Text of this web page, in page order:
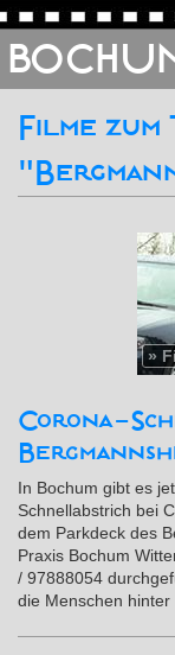
Filme zum
»
Corona-
In Bochum gibt es
Schnellabstrich bei
dem Parkdeck des
Praxis Bochum
/ 97888054
die Menschen hinter